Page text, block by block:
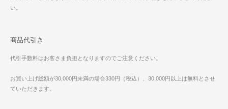
い。
商品代引き
代引手数料はお客さま負担となりますのでご注意ください。
お買い上げ総額が30,000円未満の場合330円（税込）、30,000円以上は無料とさせ
ていただきます。